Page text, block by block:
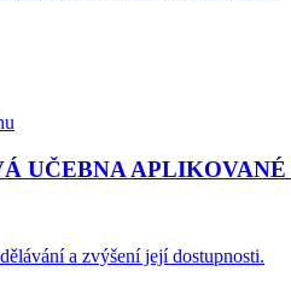
UČEBNA
a zvýšení její dostupnosti.